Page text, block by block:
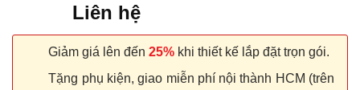
Liên hệ
Giảm giá lên đến 25% khi thiết kế lắp đặt trọn gói.
Tặng phụ kiện, giao miễn phí nội thành HCM (trên